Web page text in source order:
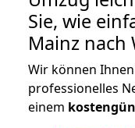
Sie, wie
Mainz nach
Wir können
professionelles
einem